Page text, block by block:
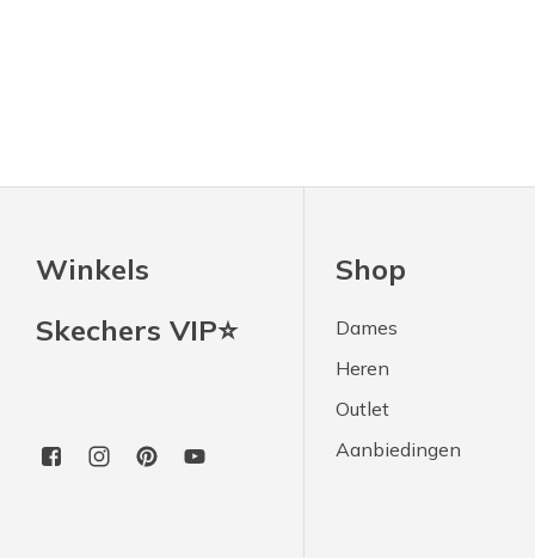
Winkels
Skechers VIP⭐
Shop
Dames
Heren
Outlet
Aanbiedingen